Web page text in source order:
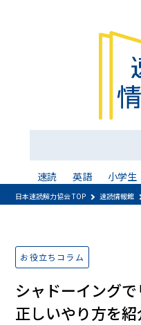
速読 英語 小学生
日本速読解力協会 TOP 速読情報館
お役立ちコラム
シャドーイング
正しいやり方を紹